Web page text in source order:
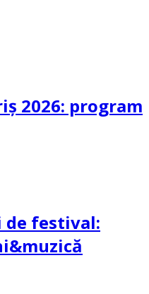
2026: program
de festival: